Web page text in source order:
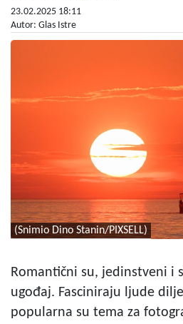
23.02.2025 18:11
Autor: Glas Istre
(Snimio Dino Stanin/PIXSELL)
Romantični su, jedinstveni i
ugođaj. Fasciniraju ljude
popularna su tema za